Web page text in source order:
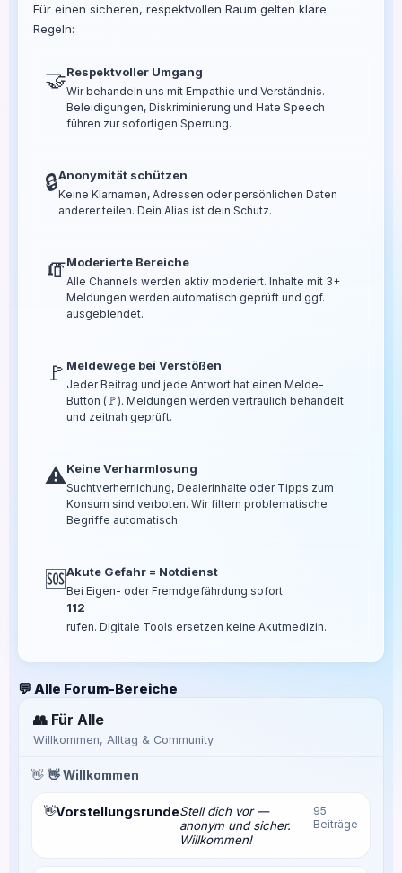
Für einen sicheren, respektvollen Raum gelten klare
Regeln:
🤝Respektvoller Umgang
Wir behandeln uns mit Empathie und Verständnis.
Beleidigungen, Diskriminierung und Hate Speech
führen zur sofortigen Sperrung.
🔒Anonymität schützen
Keine Klarnamen, Adressen oder persönlichen Daten
anderer teilen. Dein Alias ist dein Schutz.
🧯Moderierte Bereiche
Alle Channels werden aktiv moderiert. Inhalte mit 3+
Meldungen werden automatisch geprüft und ggf.
ausgeblendet.
🚩 Meldewege bei Verstößen
Jeder Beitrag und jede Antwort hat einen Melde-
Button (🚩). Meldungen werden vertraulich behandelt
und zeitnah geprüft.
⚠️Keine Verharmlosung
Suchtverherrlichung, Dealerinhalte oder Tipps zum
Konsum sind verboten. Wir filtern problematische
Begriffe automatisch.
🆘Akute Gefahr = Notdienst
Bei Eigen- oder Fremdgefährdung sofort
112
rufen. Digitale Tools ersetzen keine Akutmedizin.
💬 Alle Forum-Bereiche
👥 Für Alle
Willkommen, Alltag & Community
👋 👋 Willkommen
👋VorstellungsrundeStell dich vor —
anonym und sicher.
Willkommen!
95
Beiträge